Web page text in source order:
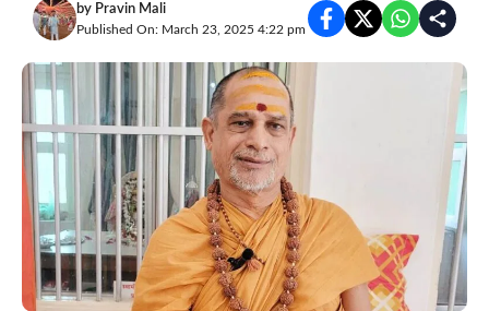
by Pravin Mali
Published On: March 23, 2025 4:22 pm